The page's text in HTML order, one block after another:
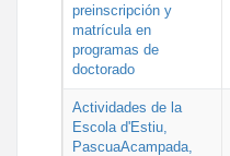
preinscripción y
matrícula en
programas de
doctorado
Actividades de la
Escola d'Estiu,
PascuaAcampada,